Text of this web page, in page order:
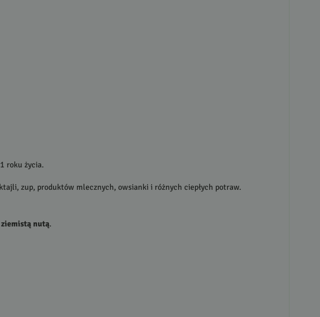
roku życia.
zup, produktów mlecznych, owsianki i różnych ciepłych potraw.
nutą.